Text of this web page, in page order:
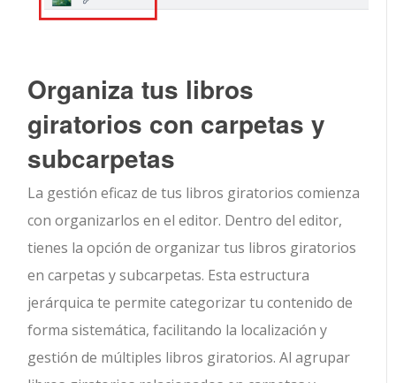
Organiza tus libros
giratorios con carpetas y
subcarpetas
La gestión eficaz de tus libros giratorios comienza
con organizarlos en el editor. Dentro del editor,
tienes la opción de organizar tus libros giratorios
en carpetas y subcarpetas. Esta estructura
jerárquica te permite categorizar tu contenido de
forma sistemática, facilitando la localización y
gestión de múltiples libros giratorios. Al agrupar